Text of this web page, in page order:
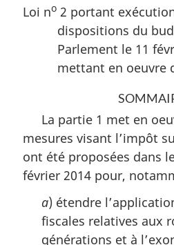
Loi no 2 portant
dispositions du
Parlement le 11
mettant en oeuvre
La partie 1 met en
mesures visant l’impôt
ont été proposées dans
février 2014 pour,
a) étendre
fiscales relatives aux
générations et à